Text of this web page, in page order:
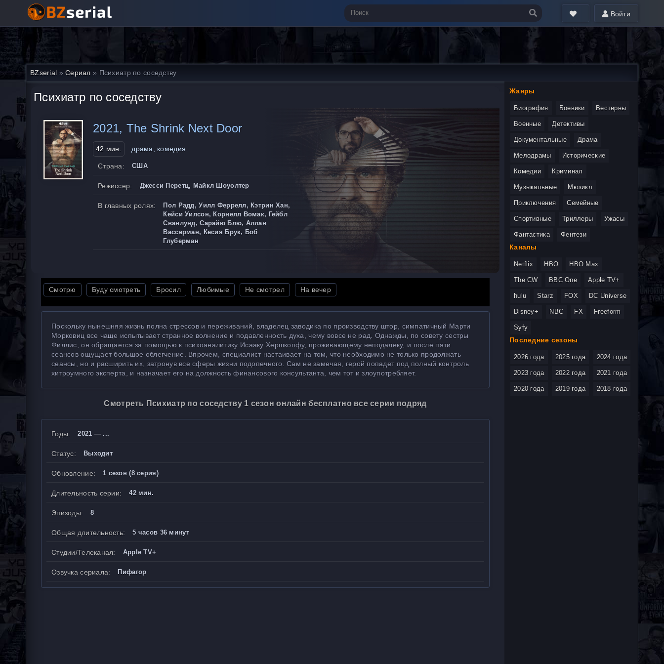
Войти
BZserial »Сериал » Психиатр по соседству
Психиатр по соседству
2021, The Shrink Next Door
42 мин. драма, комедия
Страна: США
Режиссер: Джесси Перетц, Майкл Шоуолтер
В главных ролях:
Пол Радд, Уилл Феррелл, Кэтрин Хан,
Кейси Уилсон, Корнелл Вомак, Гейбл
Сванлунд, Сарайю Блю, Аллан
Вассерман, Кесия Брук, Боб
Глуберман
Смотрю Буду смотреть Бросил Любимые Не смотрел На вечер
Поскольку нынешняя жизнь полна стрессов и переживаний, владелец заводика по производству штор, симпатичный Марти
Морковиц все чаще испытывает странное волнение и подавленность духа, чему вовсе не рад. Однажды, по совету сестры
Филлис, он обращается за помощью к психоаналитику Исааку Хершкопфу, проживающему неподалеку, и после пяти
сеансов ощущает большое облегчение. Впрочем, специалист настаивает на том, что необходимо не только продолжать
сеансы, но и расширить их, затронув все сферы жизни подопечного. Сам не замечая, герой попадет под полный контроль
хитроумного эксперта, и назначает его на должность финансового консультанта, чем тот и злоупотребляет.
Смотреть Психиатр по соседству 1 сезон онлайн бесплатно все серии подряд
Годы: 2021 — ...
Статус: Выходит
Обновление: 1 сезон (8 серия)
Длительность серии: 42 мин.
Эпизоды: 8
Общая длительность: 5 часов 36 минут
Студии/Телеканал: Apple TV+
Озвучка сериала: Пифагор
Жанры
Биография Боевики Вестерны
Военные Детективы
Документальные Драма
Мелодрамы Исторические
Комедии Криминал
Музыкальные Мюзикл
Приключения Семейные
Спортивные Триллеры Ужасы
Фантастика Фентези
Каналы
Netflix HBO HBO Max
The CW BBC One Apple TV+
hulu Starz FOX DC Universe
Disney+ NBC FX Freeform
Syfy
Последние сезоны
2026 года 2025 года 2024 года
2023 года 2022 года 2021 года
2020 года 2019 года 2018 года